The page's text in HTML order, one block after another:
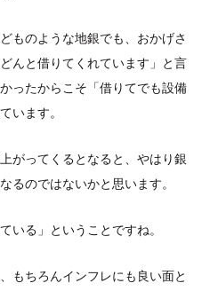
ものような地銀でも、おかげさ
んと借りてくれています」と言
ったからこそ「借りてでも設備
います。
がってくるとなると、やはり銀
るのではないかと思います。
いる」ということですね。
もちろんインフレにも良い面と